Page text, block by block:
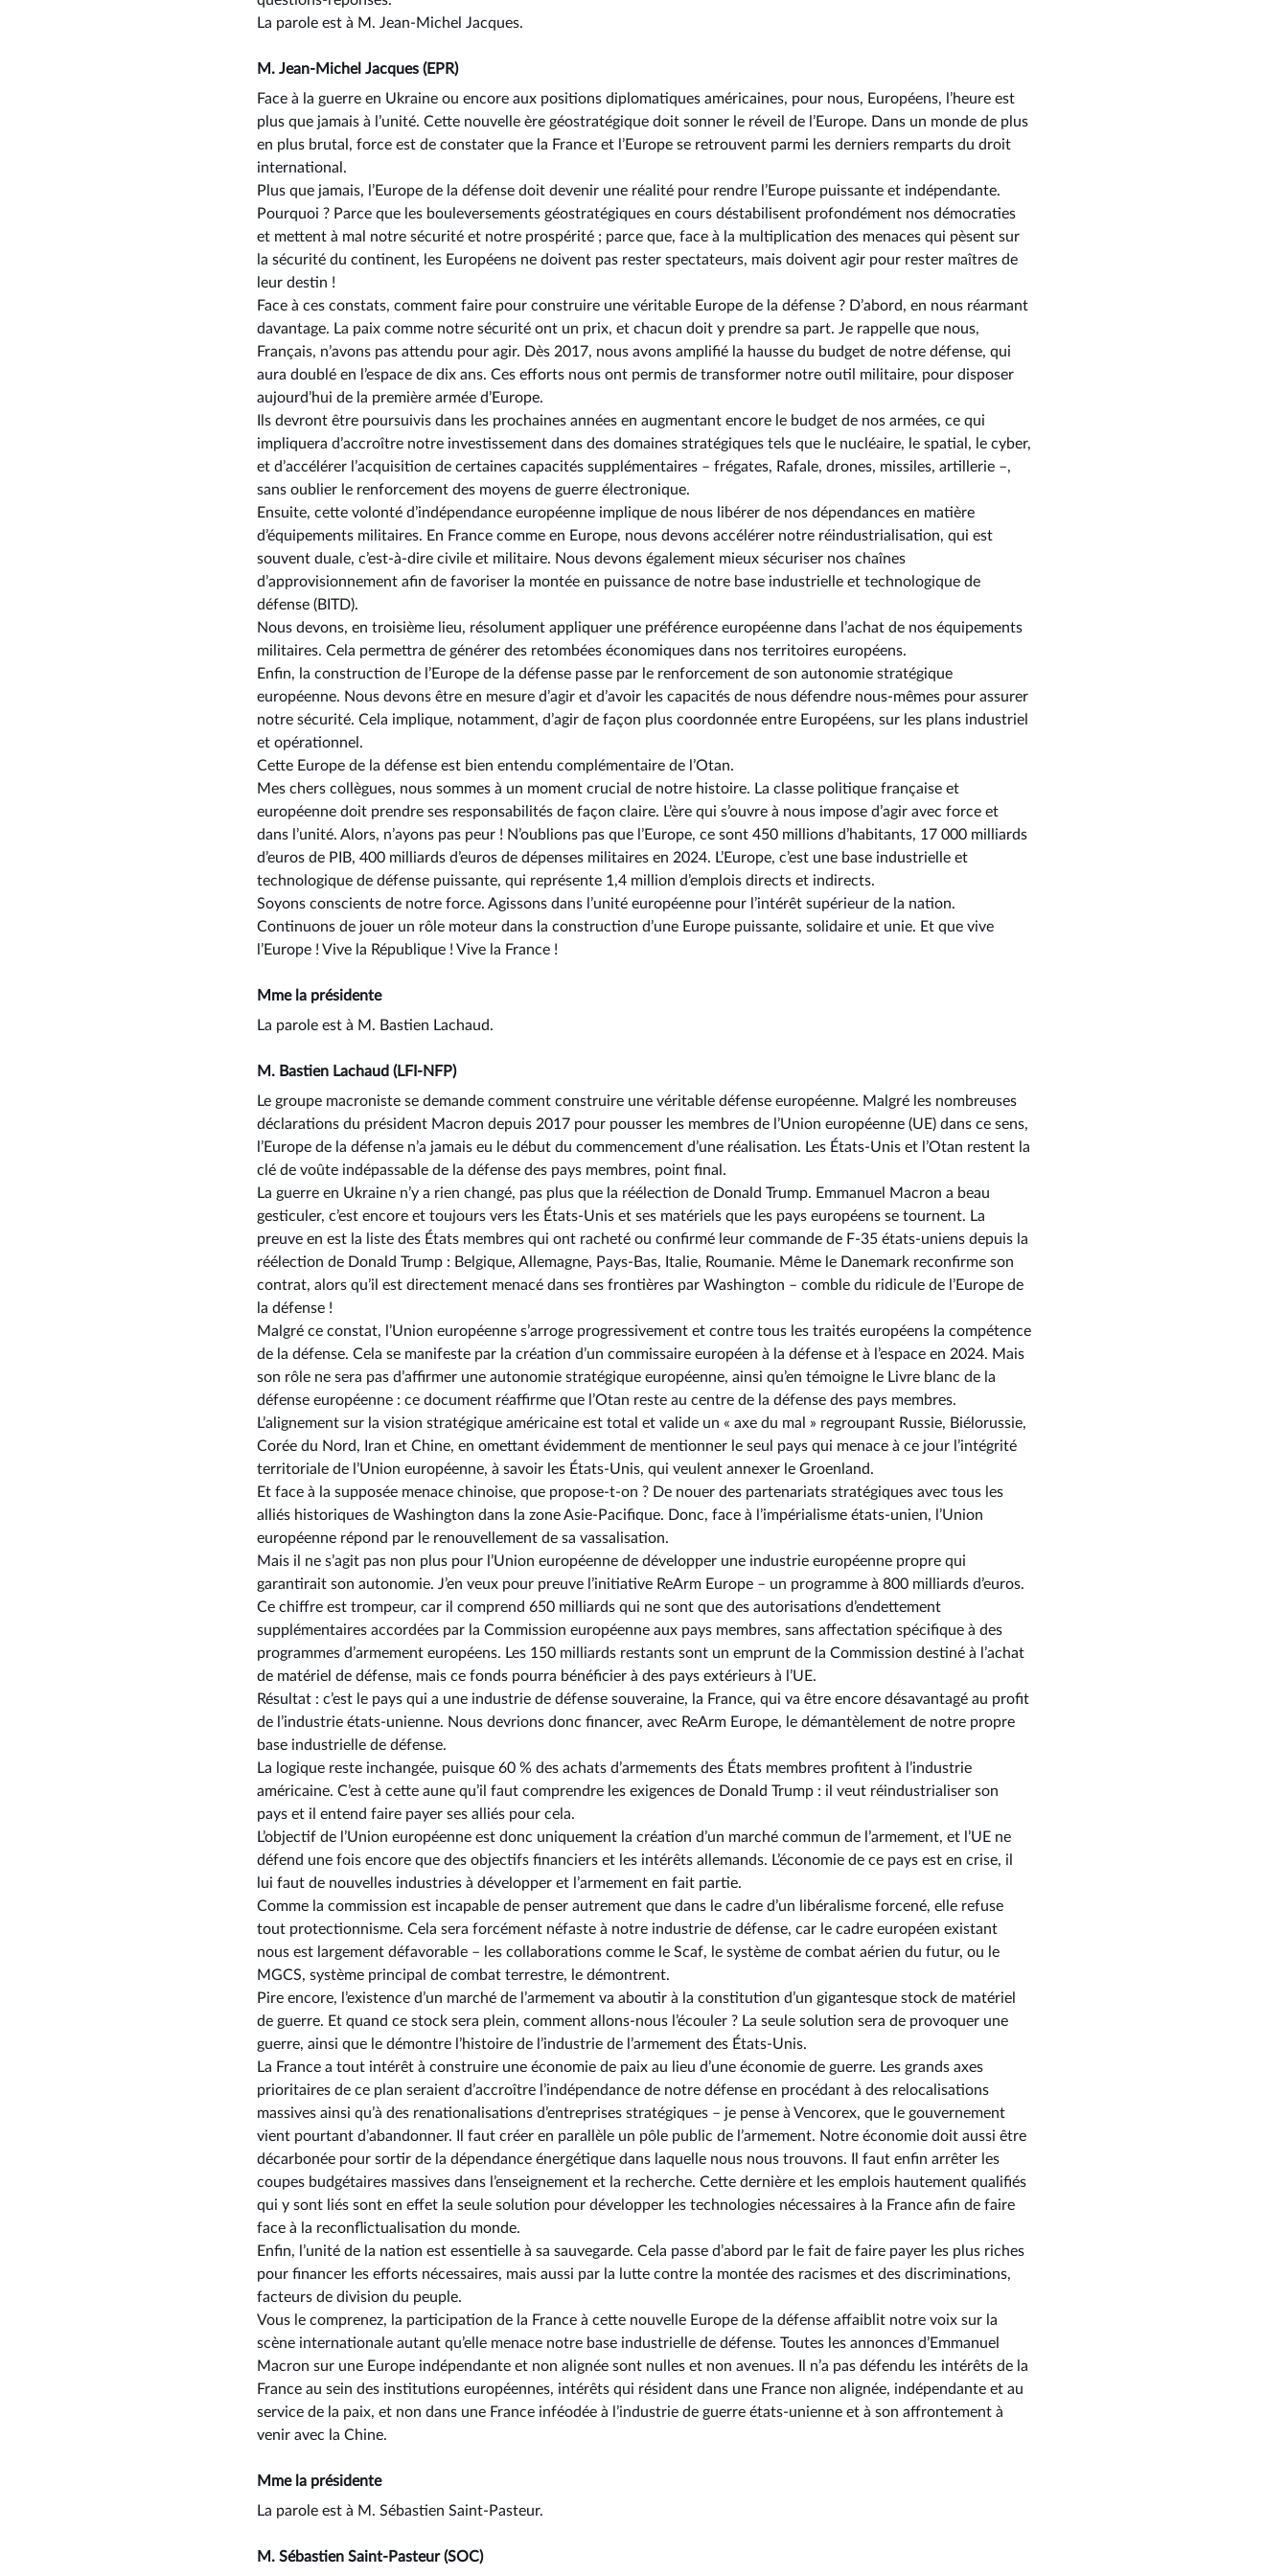
La parole est à M. Jean-Michel Jacques.
M. Jean-Michel Jacques (EPR)
Face à la guerre en Ukraine ou encore aux positions diplomatiques américaines, pour nous, Européens, l’heure est
plus que jamais à l’unité. Cette nouvelle ère géostratégique doit sonner le réveil de l’Europe. Dans un monde de plus
en plus brutal, force est de constater que la France et l’Europe se retrouvent parmi les derniers remparts du droit
international.
Plus que jamais, l’Europe de la défense doit devenir une réalité pour rendre l’Europe puissante et indépendante.
Pourquoi ? Parce que les bouleversements géostratégiques en cours déstabilisent profondément nos démocraties
et mettent à mal notre sécurité et notre prospérité ; parce que, face à la multiplication des menaces qui pèsent sur
la sécurité du continent, les Européens ne doivent pas rester spectateurs, mais doivent agir pour rester maîtres de
leur destin !
Face à ces constats, comment faire pour construire une véritable Europe de la défense ? D’abord, en nous réarmant
davantage. La paix comme notre sécurité ont un prix, et chacun doit y prendre sa part. Je rappelle que nous,
Français, n’avons pas attendu pour agir. Dès 2017, nous avons amplifié la hausse du budget de notre défense, qui
aura doublé en l’espace de dix ans. Ces efforts nous ont permis de transformer notre outil militaire, pour disposer
aujourd’hui de la première armée d’Europe.
Ils devront être poursuivis dans les prochaines années en augmentant encore le budget de nos armées, ce qui
impliquera d’accroître notre investissement dans des domaines stratégiques tels que le nucléaire, le spatial, le cyber,
et d’accélérer l’acquisition de certaines capacités supplémentaires –⁠ frégates, Rafale, drones, missiles, artillerie –,
sans oublier le renforcement des moyens de guerre électronique.
Ensuite, cette volonté d’indépendance européenne implique de nous libérer de nos dépendances en matière
d’équipements militaires. En France comme en Europe, nous devons accélérer notre réindustrialisation, qui est
souvent duale, c’est-à-dire civile et militaire. Nous devons également mieux sécuriser nos chaînes
d’approvisionnement afin de favoriser la montée en puissance de notre base industrielle et technologique de
défense (BITD).
Nous devons, en troisième lieu, résolument appliquer une préférence européenne dans l’achat de nos équipements
militaires. Cela permettra de générer des retombées économiques dans nos territoires européens.
Enfin, la construction de l’Europe de la défense passe par le renforcement de son autonomie stratégique
européenne. Nous devons être en mesure d’agir et d’avoir les capacités de nous défendre nous-mêmes pour assurer
notre sécurité. Cela implique, notamment, d’agir de façon plus coordonnée entre Européens, sur les plans industriel
et opérationnel.
Cette Europe de la défense est bien entendu complémentaire de l’Otan.
Mes chers collègues, nous sommes à un moment crucial de notre histoire. La classe politique française et
européenne doit prendre ses responsabilités de façon claire. L’ère qui s’ouvre à nous impose d’agir avec force et
dans l’unité. Alors, n’ayons pas peur ! N’oublions pas que l’Europe, ce sont 450 millions d’habitants, 17 000 milliards
d’euros de PIB, 400 milliards d’euros de dépenses militaires en 2024. L’Europe, c’est une base industrielle et
technologique de défense puissante, qui représente 1,4 million d’emplois directs et indirects.
Soyons conscients de notre force. Agissons dans l’unité européenne pour l’intérêt supérieur de la nation.
Continuons de jouer un rôle moteur dans la construction d’une Europe puissante, solidaire et unie. Et que vive
l’Europe ! Vive la République ! Vive la France !
Mme la présidente
La parole est à M. Bastien Lachaud.
M. Bastien Lachaud (LFI-NFP)
Le groupe macroniste se demande comment construire une véritable défense européenne. Malgré les nombreuses
déclarations du président Macron depuis 2017 pour pousser les membres de l’Union européenne (UE) dans ce sens,
l’Europe de la défense n’a jamais eu le début du commencement d’une réalisation. Les États-Unis et l’Otan restent la
clé de voûte indépassable de la défense des pays membres, point final.
La guerre en Ukraine n’y a rien changé, pas plus que la réélection de Donald Trump. Emmanuel Macron a beau
gesticuler, c’est encore et toujours vers les États-Unis et ses matériels que les pays européens se tournent. La
preuve en est la liste des États membres qui ont racheté ou confirmé leur commande de F-35 états-uniens depuis la
réélection de Donald Trump : Belgique, Allemagne, Pays-Bas, Italie, Roumanie. Même le Danemark reconfirme son
contrat, alors qu’il est directement menacé dans ses frontières par Washington –⁠ comble du ridicule de l’Europe de
la défense !
Malgré ce constat, l’Union européenne s’arroge progressivement et contre tous les traités européens la compétence
de la défense. Cela se manifeste par la création d’un commissaire européen à la défense et à l’espace en 2024. Mais
son rôle ne sera pas d’affirmer une autonomie stratégique européenne, ainsi qu’en témoigne le Livre blanc de la
défense européenne : ce document réaffirme que l’Otan reste au centre de la défense des pays membres.
L’alignement sur la vision stratégique américaine est total et valide un « axe du mal » regroupant Russie, Biélorussie,
Corée du Nord, Iran et Chine, en omettant évidemment de mentionner le seul pays qui menace à ce jour l’intégrité
territoriale de l’Union européenne, à savoir les États-Unis, qui veulent annexer le Groenland.
Et face à la supposée menace chinoise, que propose-t-on ? De nouer des partenariats stratégiques avec tous les
alliés historiques de Washington dans la zone Asie-Pacifique. Donc, face à l’impérialisme états-unien, l’Union
européenne répond par le renouvellement de sa vassalisation.
Mais il ne s’agit pas non plus pour l’Union européenne de développer une industrie européenne propre qui
garantirait son autonomie. J’en veux pour preuve l’initiative ReArm Europe –⁠ un programme à 800 milliards d’euros.
Ce chiffre est trompeur, car il comprend 650 milliards qui ne sont que des autorisations d’endettement
supplémentaires accordées par la Commission européenne aux pays membres, sans affectation spécifique à des
programmes d’armement européens. Les 150 milliards restants sont un emprunt de la Commission destiné à l’achat
de matériel de défense, mais ce fonds pourra bénéficier à des pays extérieurs à l’UE.
Résultat : c’est le pays qui a une industrie de défense souveraine, la France, qui va être encore désavantagé au profit
de l’industrie états-unienne. Nous devrions donc financer, avec ReArm Europe, le démantèlement de notre propre
base industrielle de défense.
La logique reste inchangée, puisque 60 % des achats d’armements des États membres profitent à l’industrie
américaine. C’est à cette aune qu’il faut comprendre les exigences de Donald Trump : il veut réindustrialiser son
pays et il entend faire payer ses alliés pour cela.
L’objectif de l’Union européenne est donc uniquement la création d’un marché commun de l’armement, et l’UE ne
défend une fois encore que des objectifs financiers et les intérêts allemands. L’économie de ce pays est en crise, il
lui faut de nouvelles industries à développer et l’armement en fait partie.
Comme la commission est incapable de penser autrement que dans le cadre d’un libéralisme forcené, elle refuse
tout protectionnisme. Cela sera forcément néfaste à notre industrie de défense, car le cadre européen existant
nous est largement défavorable –⁠ les collaborations comme le Scaf, le système de combat aérien du futur, ou le
MGCS, système principal de combat terrestre, le démontrent.
Pire encore, l’existence d’un marché de l’armement va aboutir à la constitution d’un gigantesque stock de matériel
de guerre. Et quand ce stock sera plein, comment allons-nous l’écouler ? La seule solution sera de provoquer une
guerre, ainsi que le démontre l’histoire de l’industrie de l’armement des États-Unis.
La France a tout intérêt à construire une économie de paix au lieu d’une économie de guerre. Les grands axes
prioritaires de ce plan seraient d’accroître l’indépendance de notre défense en procédant à des relocalisations
massives ainsi qu’à des renationalisations d’entreprises stratégiques –⁠ je pense à Vencorex, que le gouvernement
vient pourtant d’abandonner. Il faut créer en parallèle un pôle public de l’armement. Notre économie doit aussi être
décarbonée pour sortir de la dépendance énergétique dans laquelle nous nous trouvons. Il faut enfin arrêter les
coupes budgétaires massives dans l’enseignement et la recherche. Cette dernière et les emplois hautement qualifiés
qui y sont liés sont en effet la seule solution pour développer les technologies nécessaires à la France afin de faire
face à la reconflictualisation du monde.
Enfin, l’unité de la nation est essentielle à sa sauvegarde. Cela passe d’abord par le fait de faire payer les plus riches
pour financer les efforts nécessaires, mais aussi par la lutte contre la montée des racismes et des discriminations,
facteurs de division du peuple.
Vous le comprenez, la participation de la France à cette nouvelle Europe de la défense affaiblit notre voix sur la
scène internationale autant qu’elle menace notre base industrielle de défense. Toutes les annonces d’Emmanuel
Macron sur une Europe indépendante et non alignée sont nulles et non avenues. Il n’a pas défendu les intérêts de la
France au sein des institutions européennes, intérêts qui résident dans une France non alignée, indépendante et au
service de la paix, et non dans une France inféodée à l’industrie de guerre états-unienne et à son affrontement à
venir avec la Chine.
Mme la présidente
La parole est à M. Sébastien Saint-Pasteur.
M. Sébastien Saint-Pasteur (SOC)